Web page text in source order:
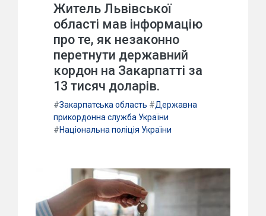
Житель Львівської
області мав інформацію
про те, як незаконно
перетнути державний
кордон на Закарпатті за
13 тисяч доларів.
#Закарпатська область #Державна
прикордонна служба України
#Національна поліція України